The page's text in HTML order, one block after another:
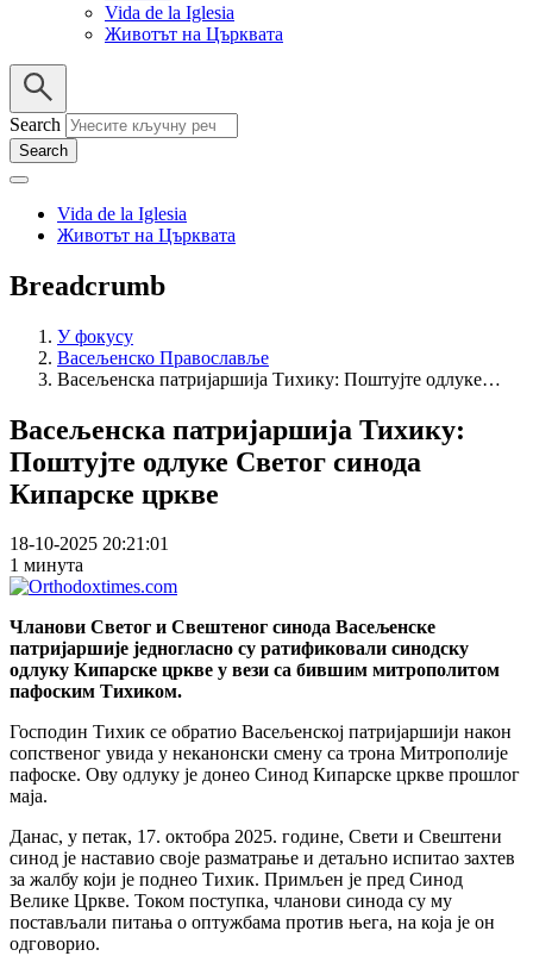
Vida de la Iglesia
Животът на Църквата
Search
Vida de la Iglesia
Животът на Църквата
Breadcrumb
У фокусу
Васељенско Православље
Васељенска патријаршија Тихику: Поштујте одлуке…
Васељенска патријаршија Тихику:
Поштујте одлуке Светог синода
Кипарске цркве
18-10-2025 20:21:01
1 минута
Чланови Светог и Свештеног синода Васељенске
патријаршије једногласно су ратификовали синодску
одлуку Кипарске цркве у вези са бившим митрополитом
пафоским Тихиком.
Господин Тихик се обратио Васељенској патријаршији након
сопственог увида у неканонски смену са трона Митрополије
пафоске. Ову одлуку је донео Синод Кипарске цркве прошлог
маја.
Данас, у петак, 17. октобра 2025. године, Свети и Свештени
синод је наставио своје разматрање и детаљно испитао захтев
за жалбу који је поднео Тихик. Примљен је пред Синод
Велике Цркве. Током поступка, чланови синода су му
постављали питања о оптужбама против њега, на која је он
одговорио.